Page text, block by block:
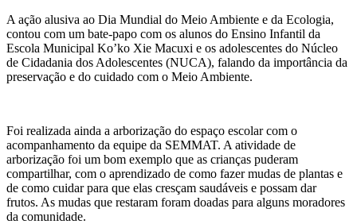
A ação alusiva ao Dia Mundial do Meio Ambiente e da Ecologia,
contou com um bate-papo com os alunos do Ensino Infantil da
Escola Municipal Ko’ko Xie Macuxi e os adolescentes do Núcleo
de Cidadania dos Adolescentes (NUCA), falando da importância da
preservação e do cuidado com o Meio Ambiente.
Foi realizada ainda a arborização do espaço escolar com o
acompanhamento da equipe da SEMMAT. A atividade de
arborização foi um bom exemplo que as crianças puderam
compartilhar, com o aprendizado de como fazer mudas de plantas e
de como cuidar para que elas cresçam saudáveis e possam dar
frutos. As mudas que restaram foram doadas para alguns moradores
da comunidade.